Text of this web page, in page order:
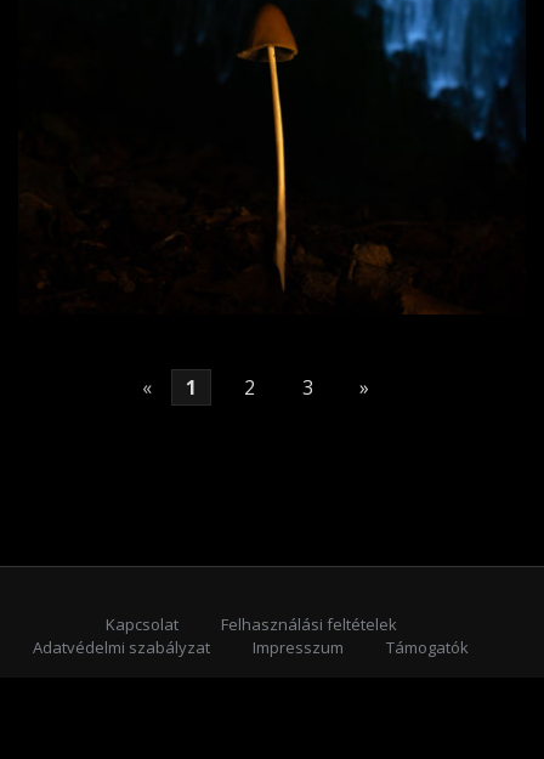
« 1 2 3 »
Kapcsolat
Felhasználási feltételek
Adatvédelmi szabályzat
Impresszum
Támogatók